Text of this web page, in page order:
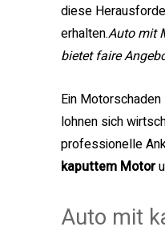
diese
erhalten.Auto mit
bietet faire
Ein
lohnen sich
professionelle
kaputtem Motor
Auto mit